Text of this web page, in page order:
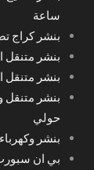
ساعة
بنشر كراج
بنشر متنقل
بنشر متنقل
بنشر متنقل
حولي
بنشر